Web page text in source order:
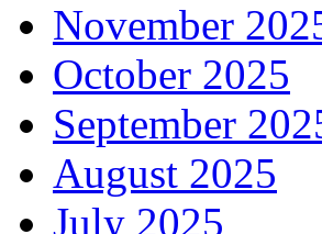
November
October 2025
September
August 2025
July 2025